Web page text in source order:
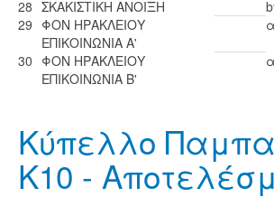
28 ΣΚΑΚΙΣΤΙΚΗ ΑΝΟΙΞΗ
29 ΦΟΝ ΗΡΑΚΛΕΙΟΥ
ΕΠΙΚΟΙΝΩΝΙΑ Α'
30 ΦΟΝ ΗΡΑΚΛΕΙΟΥ
ΕΠΙΚΟΙΝΩΝΙΑ Β'
Κύπελλο
Κ10 -